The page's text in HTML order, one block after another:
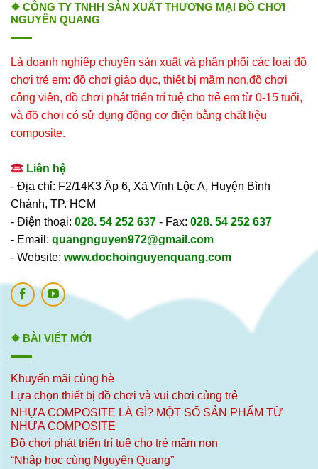
❖ CÔNG TY TNHH SẢN XUẤT THƯƠNG MẠI ĐỒ CHƠI
NGUYÊN QUANG
Là doanh nghiệp chuyên sản xuất và phân phối các loại đồ
chơi trẻ em: đồ chơi giáo dục, thiết bị mầm non,đồ chơi
công viên, đồ chơi phát triển trí tuệ cho trẻ em từ 0-15 tuổi,
và đồ chơi có sử dụng động cơ điện bằng chất liệu
composite.
Liên hệ
- Địa chỉ: F2/14K3 Ấp 6, Xã Vĩnh Lộc A, Huyện Bình
Chánh, TP. HCM
- Điện thoại: 028. 54 252 637 - Fax: 028. 54 252 637
- Email: quangnguyen972@gmail.com
- Website: www.dochoinguyenquang.com
❖ BÀI VIẾT MỚI
Khuyến mãi cùng hè
Lựa chọn thiết bị đồ chơi và vui chơi cùng trẻ
NHỰA COMPOSITE LÀ GÌ? MỘT SỐ SẢN PHẨM TỪ
NHỰA COMPOSITE
Đồ chơi phát triển trí tuệ cho trẻ mầm non
“Nhập học cùng Nguyên Quang”